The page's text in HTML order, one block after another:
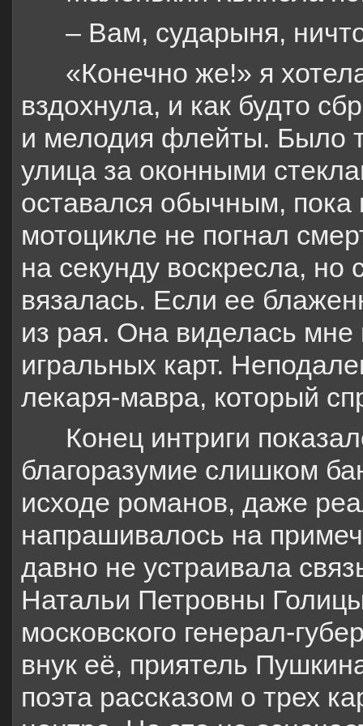
– Вам, сударыня,
«Конечно же!» я
вздохнула, и как будто
и мелодия флейты. Было
улица за оконными
оставался обычным,
мотоцикле не погнал
на секунду воскресла,
вязалась. Если ее
из рая. Она виделась
игральных карт.
лекаря-мавра, который
Конец интриги
благоразумие слишком
исходе романов, даже
напрашивалось на
давно не устраивала
Натальи Петровны
московского генерал-
внук её, приятель
поэта рассказом о трех